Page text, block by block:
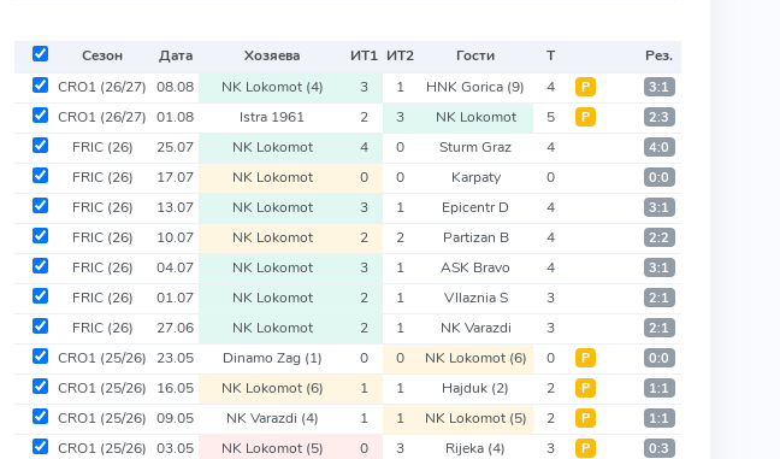
Сезон Дата Хозяева ИТ1 ИТ2 Гости Т
Рез.
CRO1 (26/27) 08.08 NK Lokomot (4) 3 1 HNK Gorica (9) 4 Р 3:1
CRO1 (26/27) 01.08 Istra 1961 2 3 NK Lokomot 5 Р 2:3
FRIC (26) 25.07 NK Lokomot 4 0 Sturm Graz 4 4:0
FRIC (26) 17.07 NK Lokomot 0 0 Karpaty 0 0:0
FRIC (26) 13.07 NK Lokomot 3 1 Epicentr D 4 3:1
FRIC (26) 10.07 NK Lokomot 2 2 Partizan B 4 2:2
FRIC (26) 04.07 NK Lokomot 3 1 ASK Bravo 4 3:1
FRIC (26) 01.07 NK Lokomot 2 1 Vllaznia S 3 2:1
FRIC (26) 27.06 NK Lokomot 2 1 NK Varazdi 3 2:1
CRO1 (25/26) 23.05 Dinamo Zag (1) 0 0 NK Lokomot (6) 0 Р 0:0
CRO1 (25/26) 16.05 NK Lokomot (6) 1 1 Hajduk (2) 2 Р 1:1
CRO1 (25/26) 09.05 NK Varazdi (4) 1 1 NK Lokomot (5) 2 Р 1:1
CRO1 (25/26) 03.05 NK Lokomot (5) 0 3 Rijeka (4) 3 Р 0:3